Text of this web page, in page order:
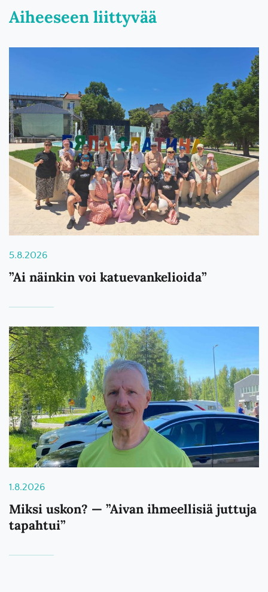
Aiheeseen liittyvää
5.8.2026
”Ai näinkin voi katuevankelioida”
1.8.2026
Miksi uskon? — ”Aivan ihmeellisiä juttuja
tapahtui”